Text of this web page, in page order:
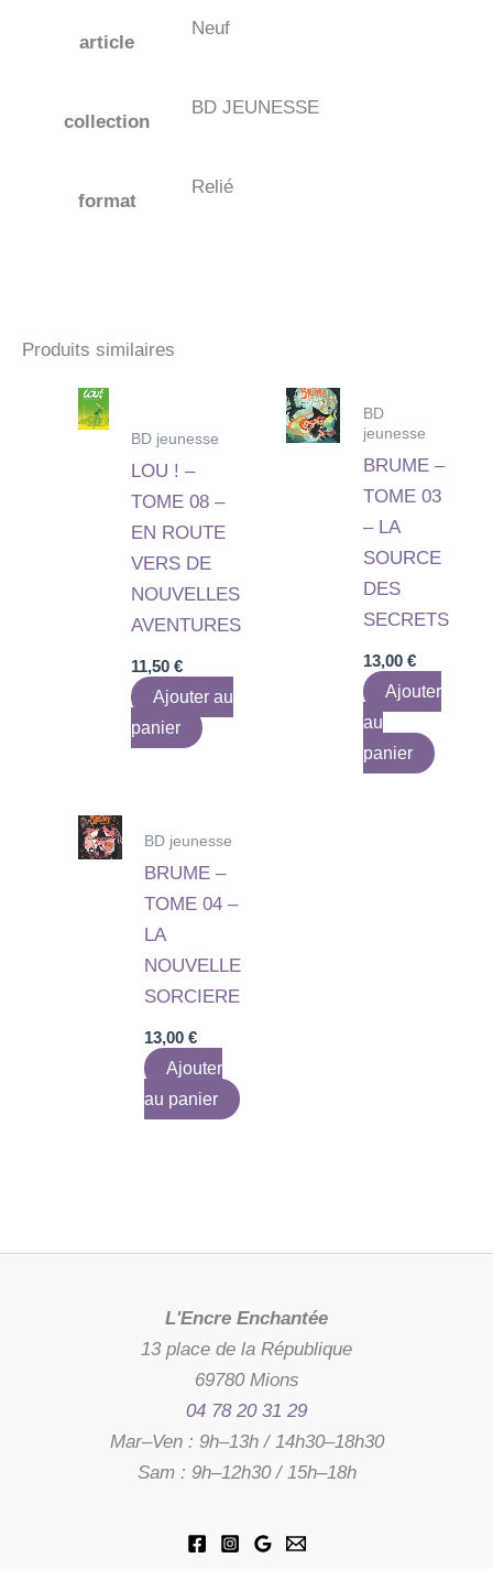
article
Neuf
collection
BD JEUNESSE
format
Relié
Produits similaires
BD jeunesse
LOU ! –
TOME 08 –
EN ROUTE
VERS DE
NOUVELLES
AVENTURES
11,50€
Ajouter au
panier
BD
jeunesse
BRUME –
TOME 03
– LA
SOURCE
DES
SECRETS
13,00 €
Ajouter
au
panier
BD jeunesse
BRUME –
TOME 04 –
LA
NOUVELLE
SORCIERE
13,00€
Ajouter
au panier
L'Encre Enchantée
13 place de la République
69780 Mions
04 78 20 31 29
Mar–Ven : 9h–13h / 14h30–18h30
Sam : 9h–12h30 / 15h–18h